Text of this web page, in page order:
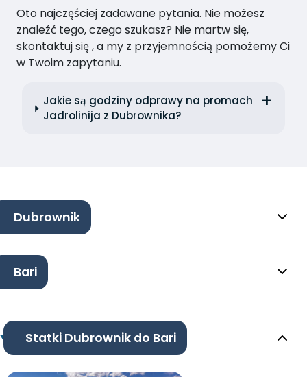
Oto najczęściej zadawane pytania. Nie możesz
znaleźć tego, czego szukasz? Nie martw się,
skontaktuj się , a my z przyjemnością pomożemy Ci
w Twoim zapytaniu.
Jakie są godziny odprawy na promach
Jadrolinija z Dubrownika?
Dubrownik
Bari
Statki Dubrownik do Bari